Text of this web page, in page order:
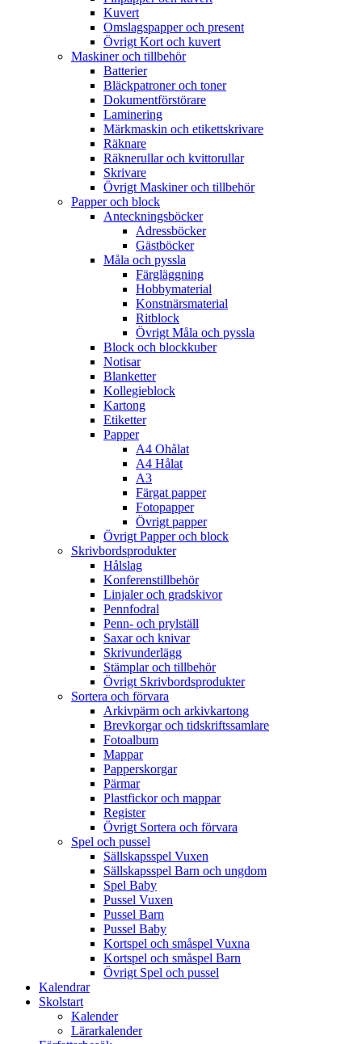
Kuvert
Omslagspapper och present
Övrigt Kort och kuvert
Maskiner och tillbehör
Batterier
Bläckpatroner och toner
Dokumentförstörare
Laminering
Märkmaskin och etikettskrivare
Räknare
Räknerullar och kvittorullar
Skrivare
Övrigt Maskiner och tillbehör
Papper och block
Anteckningsböcker
Adressböcker
Gästböcker
Måla och pyssla
Färgläggning
Hobbymaterial
Konstnärsmaterial
Ritblock
Övrigt Måla och pyssla
Block och blockkuber
Notisar
Blanketter
Kollegieblock
Kartong
Etiketter
Papper
A4 Ohålat
A4 Hålat
A3
Färgat papper
Fotopapper
Övrigt papper
Övrigt Papper och block
Skrivbordsprodukter
Hålslag
Konferenstillbehör
Linjaler och gradskivor
Pennfodral
Penn- och prylställ
Saxar och knivar
Skrivunderlägg
Stämplar och tillbehör
Övrigt Skrivbordsprodukter
Sortera och förvara
Arkivpärm och arkivkartong
Brevkorgar och tidskriftssamlare
Fotoalbum
Mappar
Papperskorgar
Pärmar
Plastfickor och mappar
Register
Övrigt Sortera och förvara
Spel och pussel
Sällskapsspel Vuxen
Sällskapsspel Barn och ungdom
Spel Baby
Pussel Vuxen
Pussel Barn
Pussel Baby
Kortspel och småspel Vuxna
Kortspel och småspel Barn
Övrigt Spel och pussel
Kalendrar
Skolstart
Kalender
Lärarkalender